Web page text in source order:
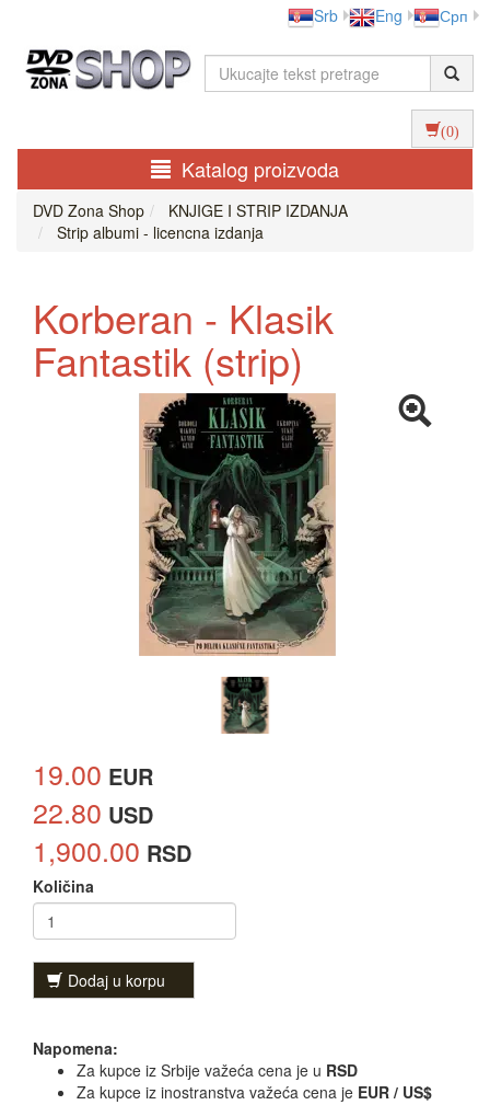
Srb Eng Срп
(0)
Katalog proizvoda
DVD Zona Shop
KNJIGE I STRIP IZDANJA
Strip albumi - licencna izdanja
Korberan - Klasik
Fantastik (strip)
19.00 EUR
22.80 USD
1,900.00 RSD
Količina
Dodaj u korpu
Napomena:
Za kupce iz Srbije važeća cena je u RSD
Za kupce iz inostranstva važeća cena je EUR / US$